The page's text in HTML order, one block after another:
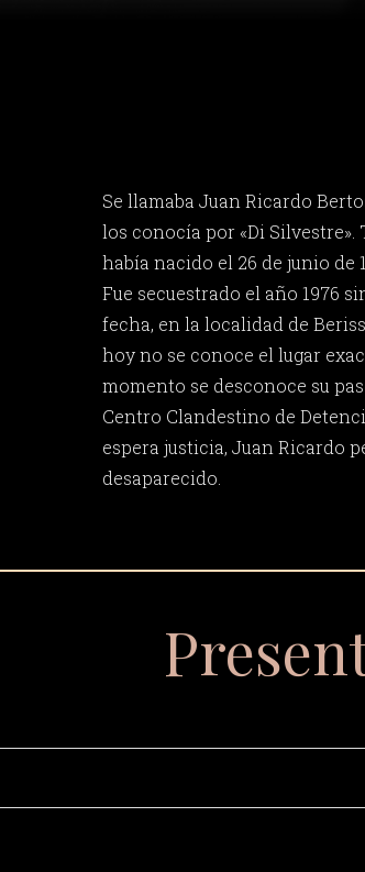
Se llamaba Juan Ricardo
los conocía por «Di Silvestre».
había nacido el 26 de junio de
Fue secuestrado el año 1976
fecha, en la localidad de
hoy no se conoce el lugar
momento se desconoce su
Centro Clandestino de
espera justicia, Juan Ricardo
desaparecido.